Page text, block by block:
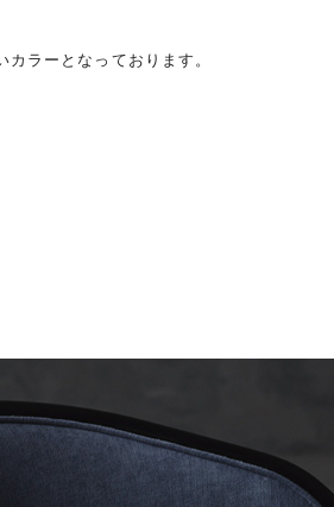
ラーとなっております。